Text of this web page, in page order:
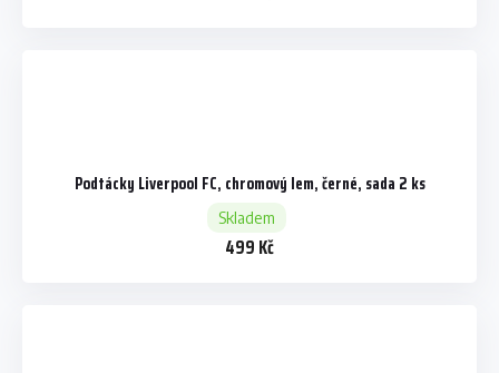
Podtácky Liverpool FC, chromový lem, černé, sada 2 ks
Skladem
499 Kč